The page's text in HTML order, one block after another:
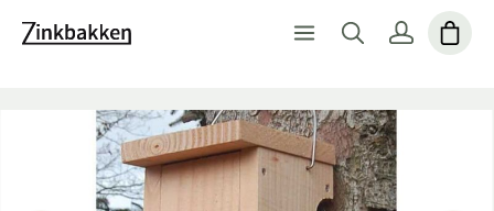
Spring over billedgalleri